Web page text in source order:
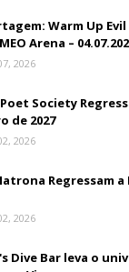
Warm Up Evil
Arena –
2026
Society
de 2027
2026
Regressam
2026
Dive Bar leva o